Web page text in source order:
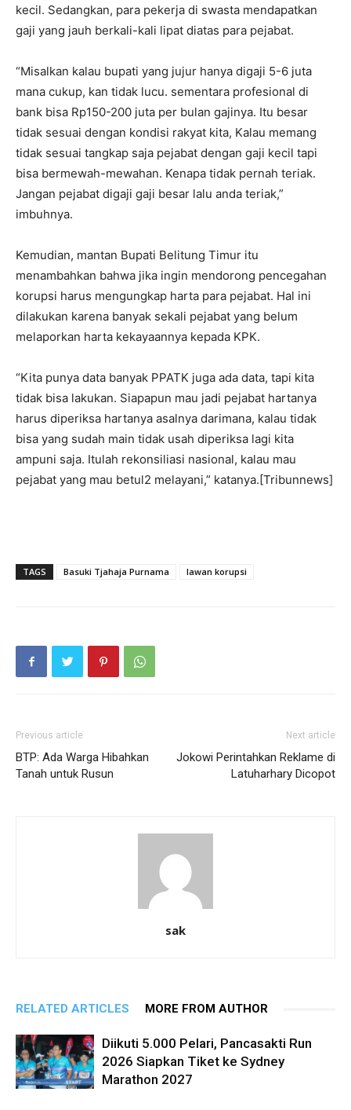
kecil. Sedangkan, para pekerja di swasta mendapatkan
gaji yang jauh berkali-kali lipat diatas para pejabat.
“Misalkan kalau bupati yang jujur hanya digaji 5-6 juta
mana cukup, kan tidak lucu. sementara profesional di
bank bisa Rp150-200 juta per bulan gajinya. Itu besar
tidak sesuai dengan kondisi rakyat kita, Kalau memang
tidak sesuai tangkap saja pejabat dengan gaji kecil tapi
bisa bermewah-mewahan. Kenapa tidak pernah teriak.
Jangan pejabat digaji gaji besar lalu anda teriak,”
imbuhnya.
Kemudian, mantan Bupati Belitung Timur itu
menambahkan bahwa jika ingin mendorong pencegahan
korupsi harus mengungkap harta para pejabat. Hal ini
dilakukan karena banyak sekali pejabat yang belum
melaporkan harta kekayaannya kepada KPK.
“Kita punya data banyak PPATK juga ada data, tapi kita
tidak bisa lakukan. Siapapun mau jadi pejabat hartanya
harus diperiksa hartanya asalnya darimana, kalau tidak
bisa yang sudah main tidak usah diperiksa lagi kita
ampuni saja. Itulah rekonsiliasi nasional, kalau mau
pejabat yang mau betul2 melayani,” katanya.[Tribunnews]
TAGS Basuki Tjahaja Purnama lawan korupsi
Previous article
BTP: Ada Warga Hibahkan
Tanah untuk Rusun
Next article
Jokowi Perintahkan Reklame di
Latuharhary Dicopot
sak
RELATED ARTICLES MORE FROM AUTHOR
Diikuti 5.000 Pelari, Pancasakti Run
2026 Siapkan Tiket ke Sydney
Marathon 2027